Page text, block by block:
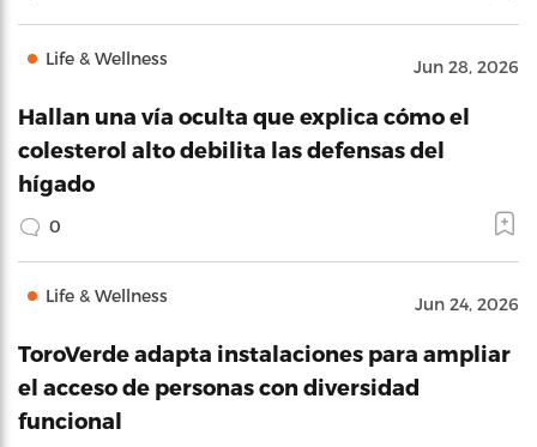
Life & Wellness Jun 28, 2026
Hallan una vía oculta que explica cómo el
colesterol alto debilita las defensas del
hígado
0
Life & Wellness Jun 24, 2026
ToroVerde adapta instalaciones para ampliar
el acceso de personas con diversidad
funcional